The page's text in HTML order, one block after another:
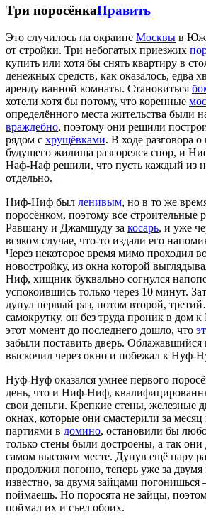
Три поросёнкаПравить
Это случилось на окраине Москвы в
от стройки. Три небогатых приезжих
купить или хотя бы снять квартиру в
денежных средств, как оказалось, едва
аренду ванной комнаты. Становиться
хотели хотя бы потому, что коренные
определённого места жительства были
враждебно, поэтому они решили
рядом с хрущёвками. В ходе разговора
будущего жилища разгорелся спор, и
Наф-Наф решили, что пусть каждый из
отдельно.
Ниф-Ниф был ленивым, но в то же
поросёнком, поэтому все строительные
Равшану и Джамшуду за косарь, и уже
всяком случае, что-то издали его
Через некоторое время мимо проходил
новостройку, из окна которой
Ниф, хищник буквально согнулся
успокоившись только через 10 минут.
дунул первый раз, потом второй,
самокрутку, он без труда проник в дом
этот момент до последнего дошло, что
забыли поставить дверь. Облажавшийся
выскочил через окно и побежал к Нуф-
Нуф-Нуф оказался умнее первого
день, что и Ниф-Ниф,
свои деньги. Крепкие стены, железные
окнах, которые они смастерили за
партиями в домино, остановили бы
только стены были достроены, а так они
самом высоком месте. Дунув ещё пару
продолжил погоню, теперь уже за двумя
известно, за двумя зайцами
поймаешь. Но поросята не зайцы,
поймал их и съел обоих.